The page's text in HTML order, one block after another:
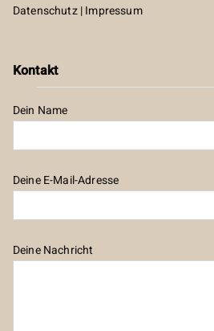
Datenschutz|Impressum
Kontakt
Dein Name
Deine E-Mail-Adresse
Deine Nachricht